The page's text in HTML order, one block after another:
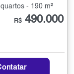
- 190 m²
R$ 490.000